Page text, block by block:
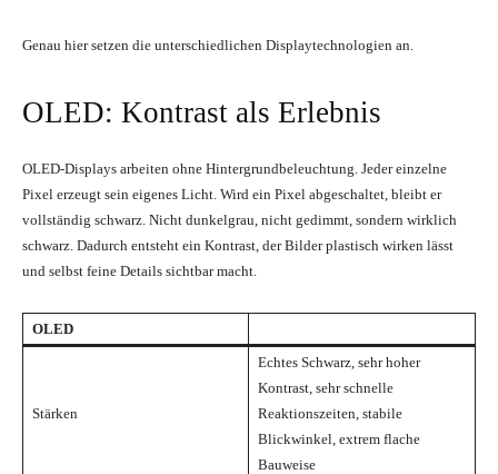
Genau hier setzen die unterschiedlichen Displaytechnologien an.
OLED: Kontrast als Erlebnis
OLED-Displays arbeiten ohne Hintergrundbeleuchtung. Jeder einzelne
Pixel erzeugt sein eigenes Licht. Wird ein Pixel abgeschaltet, bleibt er
vollständig schwarz. Nicht dunkelgrau, nicht gedimmt, sondern wirklich
schwarz. Dadurch entsteht ein Kontrast, der Bilder plastisch wirken lässt
und selbst feine Details sichtbar macht.
OLED
Stärken
Echtes Schwarz, sehr hoher
Kontrast, sehr schnelle
Reaktionszeiten, stabile
Blickwinkel, extrem flache
Bauweise